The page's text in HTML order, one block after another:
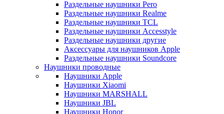
Раздельные наушники Pero
Раздельные наушники Realme
Раздельные наушники TCL
Раздельные наушники Accesstyle
Раздельные наушники другие
Аксессуары для наушников Apple
Раздельные наушники Soundcore
Наушники проводные
Наушники Apple
Наушники Xiaomi
Наушники MARSHALL
Наушники JBL
Наушники Honor